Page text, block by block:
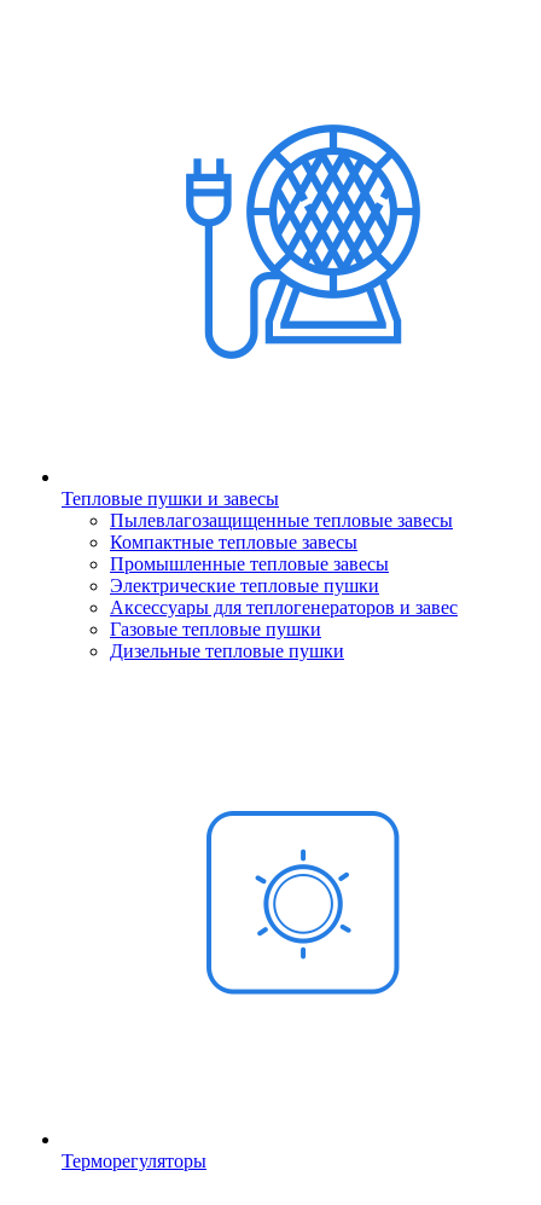
Тепловые пушки и завесы
Пылевлагозащищенные тепловые завесы
Компактные тепловые завесы
Промышленные тепловые завесы
Электрические тепловые пушки
Аксессуары для теплогенераторов и завес
Газовые тепловые пушки
Дизельные тепловые пушки
Терморегуляторы